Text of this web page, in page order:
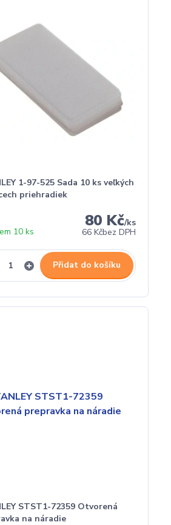
1-97-525 Sada 10 ks veľkých
priehradiek
80 Kč/ks
66 Kčbez DPH
10 ks
Přidat do košíku
STST1-72359 Otvorená
na náradie